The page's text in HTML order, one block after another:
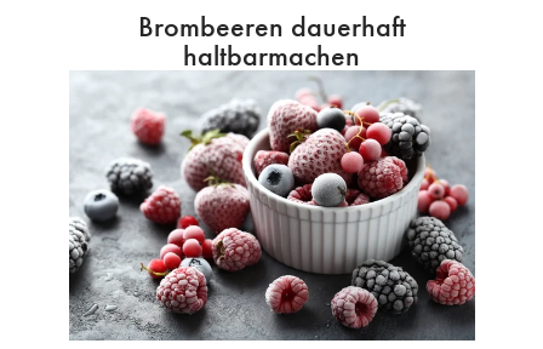
Brombeeren dauerhaft
haltbarmachen